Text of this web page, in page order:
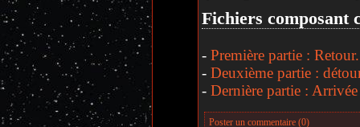
Fichiers composant
- Première partie : Retour.
- Deuxième partie :
- Dernière partie : Arrivée
Poster un commentaire (0)